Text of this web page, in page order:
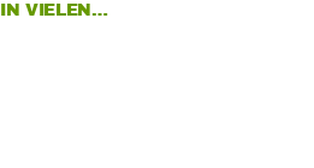
IN VIELEN…